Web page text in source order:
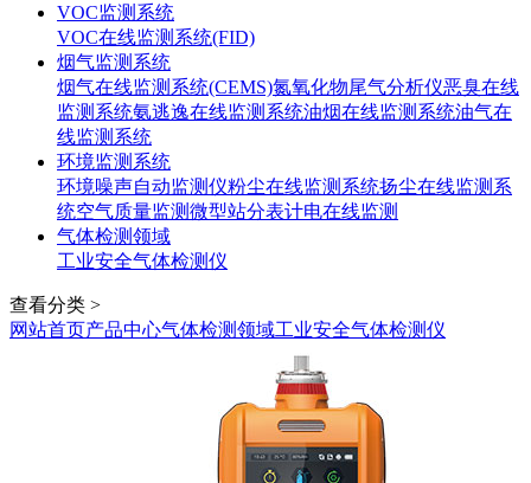
VOC监测系统
VOC在线监测系统(FID)
烟气监测系统
烟气在线监测系统(CEMS)氮氧化物尾气分析仪恶臭在线
监测系统氨逃逸在线监测系统油烟在线监测系统油气在
线监测系统
环境监测系统
环境噪声自动监测仪粉尘在线监测系统扬尘在线监测系
统空气质量监测微型站分表计电在线监测
气体检测领域
工业安全气体检测仪
查看分类 >
网站首页产品中心气体检测领域工业安全气体检测仪